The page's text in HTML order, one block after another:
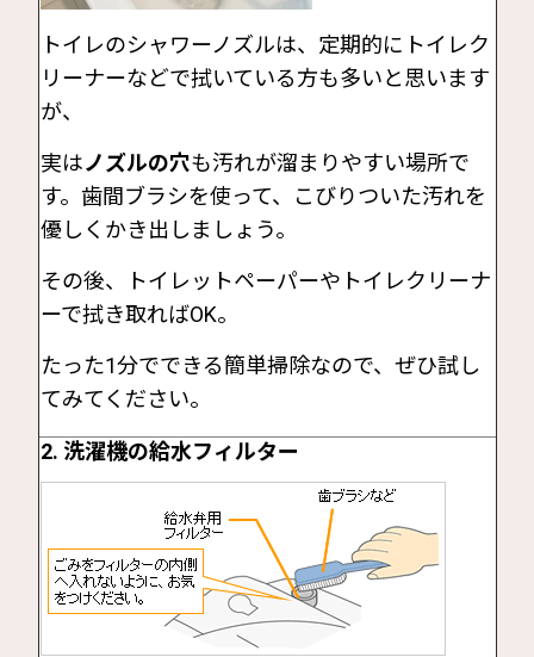
トイレのシャワーノズルは、定期的にトイレク
リーナーなどで拭いている方も多いと思います
が、
実はノズルの穴も汚れが溜まりやすい場所で
す。歯間ブラシを使って、こびりついた汚れを
優しくかき出しましょう。
その後、トイレットペーパーやトイレクリーナ
ーで拭き取ればOK。
たった1分でできる簡単掃除なので、ぜひ試し
てみてください。
2. 洗濯機の給水フィルター